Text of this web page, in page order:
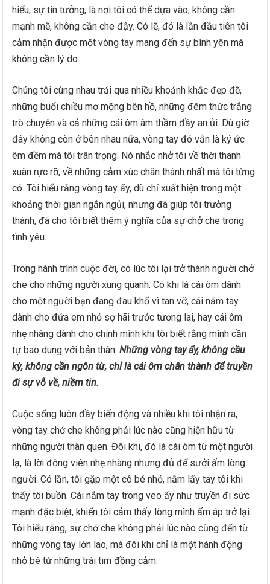
hiểu, sự tin tưởng, là nơi tôi có thể dựa vào, không cần
mạnh mẽ, không cần che đậy. Có lẽ, đó là lần đầu tiên tôi
cảm nhận được một vòng tay mang đến sự bình yên mà
không cần lý do.
Chúng tôi cùng nhau trải qua nhiều khoảnh khắc đẹp đẽ,
những buổi chiều mơ mộng bên hồ, những đêm thức trắng
trò chuyện và cả những cái ôm âm thầm đầy an ủi. Dù giờ
đây không còn ở bên nhau nữa, vòng tay đó vẫn là ký ức
êm đềm mà tôi trân trọng. Nó nhắc nhở tôi về thời thanh
xuân rực rỡ, về những cảm xúc chân thành nhất mà tôi từng
có. Tôi hiểu rằng vòng tay ấy, dù chỉ xuất hiện trong một
khoảng thời gian ngắn ngủi, nhưng đã giúp tôi trưởng
thành, đã cho tôi biết thêm ý nghĩa của sự chở che trong
tình yêu.
Trong hành trình cuộc đời, có lúc tôi lại trở thành người chở
che cho những người xung quanh. Có khi là cái ôm dành
cho một người bạn đang đau khổ vì tan vỡ, cái nắm tay
dành cho đứa em nhỏ sợ hãi trước tương lai, hay cái ôm
nhẹ nhàng dành cho chính mình khi tôi biết rằng mình cần
tự bao dung với bản thân.Những vòng tay ấy, không cầu
kỳ, không cần ngôn từ, chỉ là cái ôm chân thành để truyền
đi sự vỗ về, niềm tin.
Cuộc sống luôn đầy biến động và nhiều khi tôi nhận ra,
vòng tay chở che không phải lúc nào cũng hiện hữu từ
những người thân quen. Đôi khi, đó là cái ôm từ một người
lạ, là lời động viên nhẹ nhàng nhưng đủ để sưởi ấm lòng
người. Có lần, tôi gặp một cô bé nhỏ, nắm lấy tay tôi khi
thấy tôi buồn. Cái nắm tay trong veo ấy như truyền đi sức
mạnh đặc biệt, khiến tôi cảm thấy lòng mình ấm áp trở lại.
Tôi hiểu rằng, sự chở che không phải lúc nào cũng đến từ
những vòng tay lớn lao, mà đôi khi chỉ là một hành động
nhỏ bé từ những trái tim đồng cảm.